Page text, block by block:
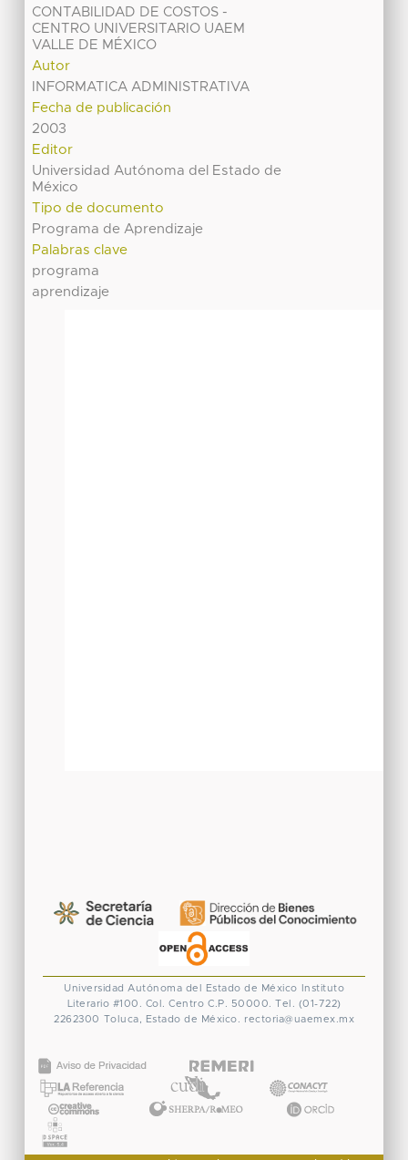
CONTABILIDAD DE COSTOS -
CENTRO UNIVERSITARIO UAEM
VALLE DE MÉXICO
Autor
INFORMATICA ADMINISTRATIVA
Fecha de publicación
2003
Editor
Universidad Autónoma del Estado de
México
Tipo de documento
Programa de Aprendizaje
Palabras clave
programa
aprendizaje
Universidad Autónoma del Estado de México
Instituto
Literario #100. Col. Centro C.P. 50000. Tel. (01-722)
2262300 Toluca, Estado de México. rectoria@uaemex.mx